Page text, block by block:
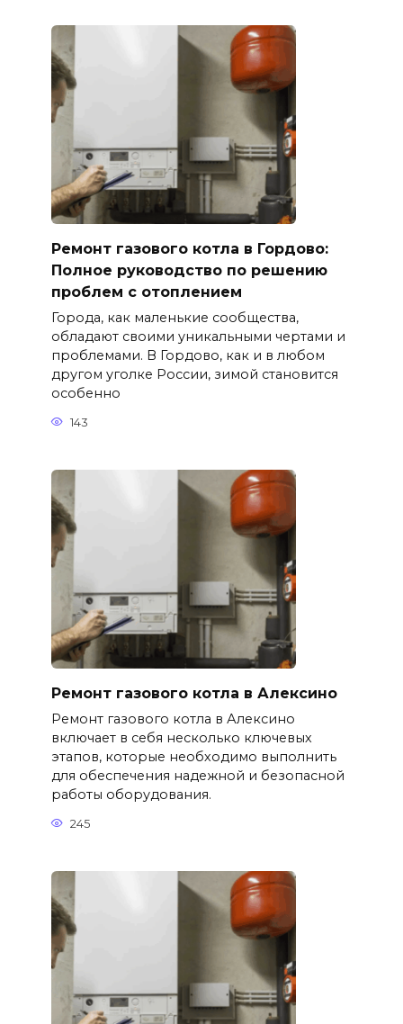
Ремонт газового котла в Гордово:
Полное руководство по решению
проблем с отоплением
Города, как маленькие сообщества,
обладают своими уникальными чертами и
проблемами. В Гордово, как и в любом
другом уголке России, зимой становится
особенно
143
Ремонт газового котла в Алексино
Ремонт газового котла в Алексино
включает в себя несколько ключевых
этапов, которые необходимо выполнить
для обеспечения надежной и безопасной
работы оборудования.
245